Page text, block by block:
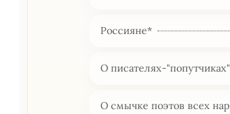
Россияне*
О писателях-
О смычке поэтов всех